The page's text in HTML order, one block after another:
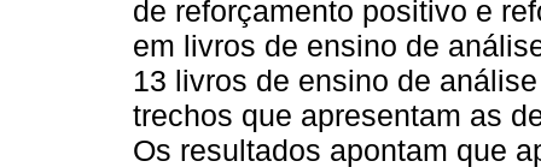
de reforçamento positivo e
em livros de ensino de
13 livros de ensino de
trechos que apresentam as
Os resultados apontam que